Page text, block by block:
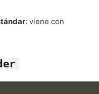
: viene con